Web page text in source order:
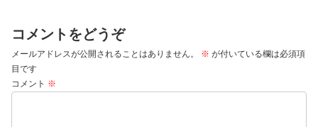
コメントをどうぞ
メールアドレスが公開されることはありません。 ※ が付いている欄は必須項
目です
コメント ※